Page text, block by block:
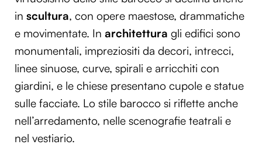
in scultura, con opere maestose, drammatiche
e movimentate. In architettura gli edifici sono
monumentali, impreziositi da decori, intrecci,
linee sinuose, curve, spirali e arricchiti con
giardini, e le chiese presentano cupole e statue
sulle facciate. Lo stile barocco si riflette anche
nell’arredamento, nelle scenografie teatrali e
nel vestiario.